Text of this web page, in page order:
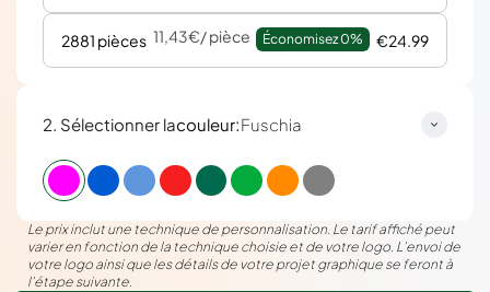
2881 pièces 11,43€/ pièce Économisez 0% €24.99
2. Sélectionner lacouleur:Fuschia
Le prix inclut une technique de personnalisation. Le tarif affiché peut
varier en fonction de la technique choisie et de votre logo. L’envoi de
votre logo ainsi que les détails de votre projet graphique se feront à
l’étape suivante.